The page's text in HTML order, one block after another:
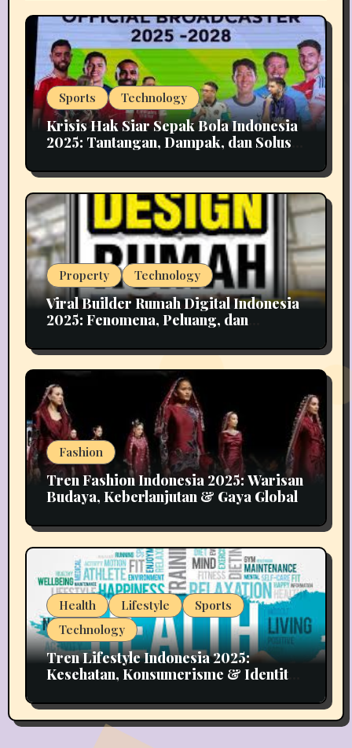
Sports Technology
Krisis Hak Siar Sepak Bola Indonesia
2025: Tantangan, Dampak, dan Solusi
Property Technology
Viral Builder Rumah Digital Indonesia
2025: Fenomena, Peluang, dan
Fashion
Tren Fashion Indonesia 2025: Warisan
Budaya, Keberlanjutan & Gaya Global
Health Lifestyle
Sports
Technology
Tren Lifestyle Indonesia 2025:
Kesehatan, Konsumerisme & Identitas